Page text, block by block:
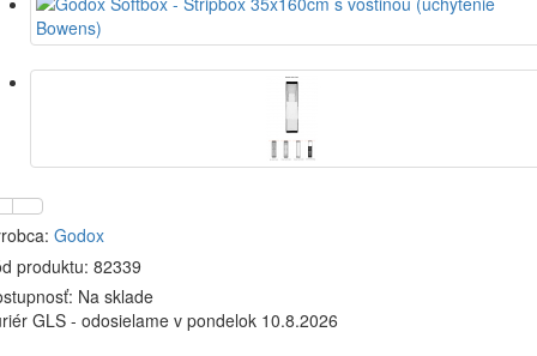
Godox
produktu: 82339
Na sklade
GLS - odosielame v pondelok 10.8.2026